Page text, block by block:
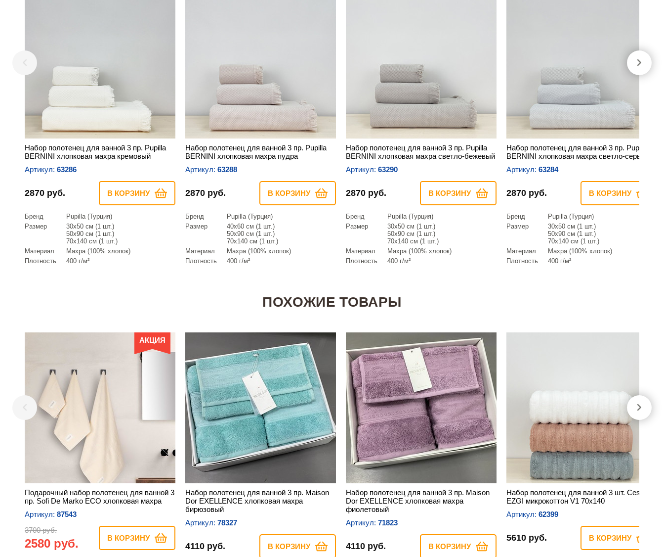
Набор полотенец для ванной 3 пр. Pupilla
BERNINI хлопковая махра кремовый
Артикул: 63286
2870 руб. В КОРЗИНУ
Бренд
Pupilla (Турция)
Размер
30х50 см (1 шт.)
50х90 см (1 шт.)
70х140 см (1 шт.)
Материал
Махра (100% хлопок)
Плотность
400 г/м²
Набор полотенец для ванной 3 пр. Pupilla
BERNINI хлопковая махра пудра
Артикул: 63288
2870 руб. В КОРЗИНУ
Бренд
Pupilla (Турция)
Размер
40х60 см (1 шт.)
50х90 см (1 шт.)
70х140 см (1 шт.)
Материал
Махра (100% хлопок)
Плотность
400 г/м²
Набор полотенец для ванной 3 пр. Pupilla
BERNINI хлопковая махра светло-бежевый
Артикул: 63290
2870 руб. В КОРЗИНУ
Бренд
Pupilla (Турция)
Размер
30х50 см (1 шт.)
50х90 см (1 шт.)
70х140 см (1 шт.)
Материал
Махра (100% хлопок)
Плотность
400 г/м²
Набор полотенец для ванной 3 пр. Pupilla
BERNINI хлопковая махра светло-серый
Артикул: 63284
2870 руб. В КОРЗИНУ
Бренд
Pupilla (Турция)
Размер
30х50 см (1 шт.)
50х90 см (1 шт.)
70х140 см (1 шт.)
Материал
Махра (100% хлопок)
Плотность
400 г/м²
ПОХОЖИЕ ТОВАРЫ
АКЦИЯ
Подарочный набор полотенец для ванной 3
пр. Sofi De Marko ECO хлопковая махра
Артикул: 87543
3700 руб.
2580 руб. В КОРЗИНУ
Набор полотенец для ванной 3 пр. Maison
Dor EXELLENCE хлопковая махра
бирюзовый
Артикул: 78327
4110 руб. В КОРЗИНУ
Набор полотенец для ванной 3 пр. Maison
Dor EXELLENCE хлопковая махра
фиолетовый
Артикул: 71823
4110 руб. В КОРЗИНУ
Набор полотенец для ванной 3 шт. Cestepe
EZGI микрокоттон V1 70х140
Артикул: 62399
5610 руб. В КОРЗИНУ